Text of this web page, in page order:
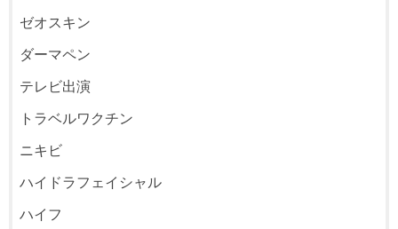
ゼオスキン
ダーマペン
テレビ出演
トラベルワクチン
ニキビ
ハイドラフェイシャル
ハイフ